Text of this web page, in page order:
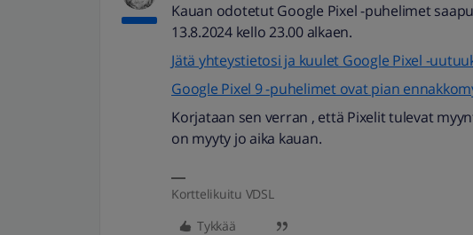
Kauan odotetut Google Pixel -puhelimet
13.8.2024 kello 23.00 alkaen.
Jätä yhteystietosi ja kuulet Google Pixel -
Google Pixel 9 -puhelimet ovat pian
Korjataan sen verran , että Pixelit tulevat
on myyty jo aika kauan.
Korttelikuitu VDSL
Tykkää